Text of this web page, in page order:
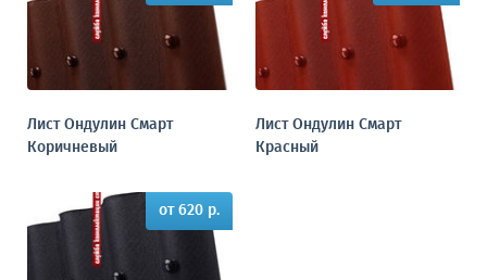
Лист Ондулин Смарт
Коричневый
Лист Ондулин Смарт
Красный
от 620 р.